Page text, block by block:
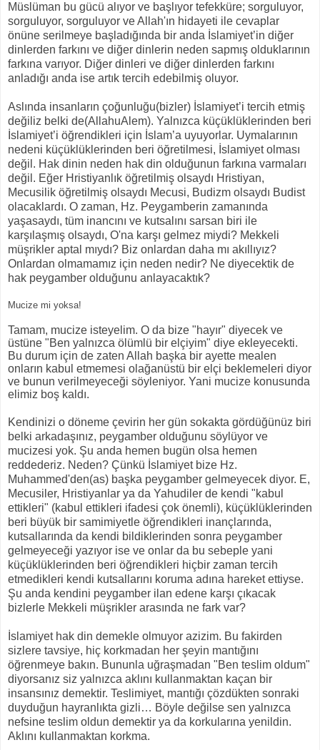
Müslüman bu gücü alıyor ve başlıyor tefekküre; sorguluyor,
sorguluyor, sorguluyor ve Allah'ın hidayeti ile cevaplar
önüne serilmeye başladığında bir anda İslamiyet’in diğer
dinlerden farkını ve diğer dinlerin neden sapmış olduklarının
farkına varıyor. Diğer dinleri ve diğer dinlerden farkını
anladığı anda ise artık tercih edebilmiş oluyor.
Aslında insanların çoğunluğu(bizler) İslamiyet’i tercih etmiş
değiliz belki de(AllahuAlem). Yalnızca küçüklüklerinden beri
İslamiyet’i öğrendikleri için İslam’a uyuyorlar. Uymalarının
nedeni küçüklüklerinden beri öğretilmesi, İslamiyet olması
değil. Hak dinin neden hak din olduğunun farkına varmaları
değil. Eğer Hristiyanlık öğretilmiş olsaydı Hristiyan,
Mecusilik öğretilmiş olsaydı Mecusi, Budizm olsaydı Budist
olacaklardı. O zaman, Hz. Peygamberin zamanında
yaşasaydı, tüm inancını ve kutsalını sarsan biri ile
karşılaşmış olsaydı, O'na karşı gelmez miydi? Mekkeli
müşrikler aptal mıydı? Biz onlardan daha mı akıllıyız?
Onlardan olmamamız için neden nedir? Ne diyecektik de
hak peygamber olduğunu anlayacaktık?
Mucize mi yoksa!
Tamam, mucize isteyelim. O da bize "hayır" diyecek ve
üstüne "Ben yalnızca ölümlü bir elçiyim" diye ekleyecekti.
Bu durum için de zaten Allah başka bir ayette mealen
onların kabul etmemesi olağanüstü bir elçi beklemeleri diyor
ve bunun verilmeyeceği söyleniyor. Yani mucize konusunda
elimiz boş kaldı.
Kendinizi o döneme çevirin her gün sokakta gördüğünüz biri
belki arkadaşınız, peygamber olduğunu söylüyor ve
mucizesi yok. Şu anda hemen bugün olsa hemen
reddederiz. Neden? Çünkü İslamiyet bize Hz.
Muhammed'den(as) başka peygamber gelmeyecek diyor. E,
Mecusiler, Hristiyanlar ya da Yahudiler de kendi "kabul
ettikleri" (kabul ettikleri ifadesi çok önemli), küçüklüklerinden
beri büyük bir samimiyetle öğrendikleri inançlarında,
kutsallarında da kendi bildiklerinden sonra peygamber
gelmeyeceği yazıyor ise ve onlar da bu sebeple yani
küçüklüklerinden beri öğrendikleri hiçbir zaman tercih
etmedikleri kendi kutsallarını koruma adına hareket ettiyse.
Şu anda kendini peygamber ilan edene karşı çıkacak
bizlerle Mekkeli müşrikler arasında ne fark var?
İslamiyet hak din demekle olmuyor azizim. Bu fakirden
sizlere tavsiye, hiç korkmadan her şeyin mantığını
öğrenmeye bakın. Bununla uğraşmadan "Ben teslim oldum"
diyorsanız siz yalnızca aklını kullanmaktan kaçan bir
insansınız demektir. Teslimiyet, mantığı çözdükten sonraki
duyduğun hayranlıkta gizli… Böyle değilse sen yalnızca
nefsine teslim oldun demektir ya da korkularına yenildin.
Aklını kullanmaktan korkma.